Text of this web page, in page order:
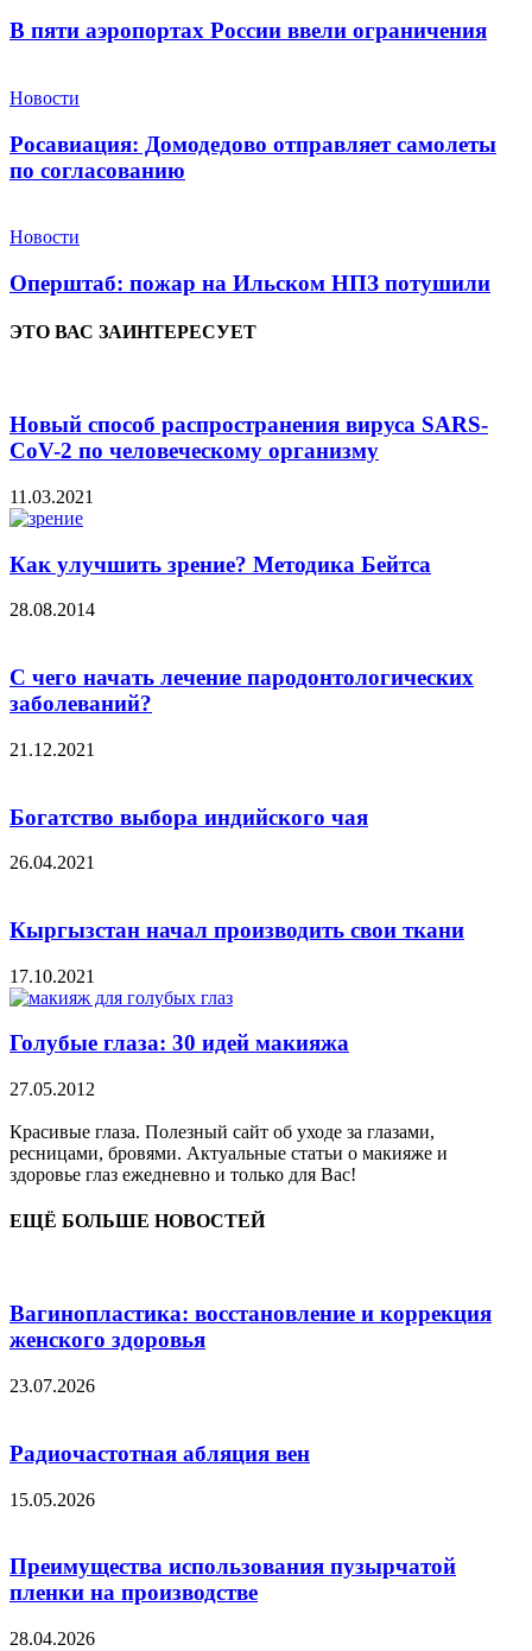
В пяти аэропортах России ввели ограничения
Новости
Росавиация: Домодедово отправляет самолеты
по согласованию
Новости
Оперштаб: пожар на Ильском НПЗ потушили
ЭТО ВАС ЗАИНТЕРЕСУЕТ
Новый способ распространения вируса SARS-
CoV-2 по человеческому организму
11.03.2021
Как улучшить зрение? Методика Бейтса
28.08.2014
С чего начать лечение пародонтологических
заболеваний?
21.12.2021
Богатство выбора индийского чая
26.04.2021
Кыргызстан начал производить свои ткани
17.10.2021
Голубые глаза: 30 идей макияжа
27.05.2012
Красивые глаза. Полезный сайт об уходе за глазами,
ресницами, бровями. Актуальные статьи о макияже и
здоровье глаз ежедневно и только для Вас!
ЕЩЁ БОЛЬШЕ НОВОСТЕЙ
Вагинопластика: восстановление и коррекция
женского здоровья
23.07.2026
Радиочастотная абляция вен
15.05.2026
Преимущества использования пузырчатой
пленки на производстве
28.04.2026